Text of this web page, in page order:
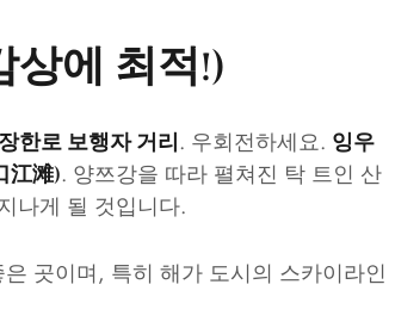
상에 최적!)
장한로 보행자 거리 . 우회전하세요. 잉우
江滩). 양쯔강을 따라 펼쳐진 탁 트인 산
나게 될 것입니다.
곳이며, 특히 해가 도시의 스카이라인